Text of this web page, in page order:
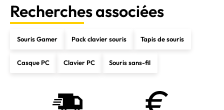
Recherches associées
Souris Gamer Pack clavier souris Tapis de souris
Casque PC Clavier PC Souris sans-fil